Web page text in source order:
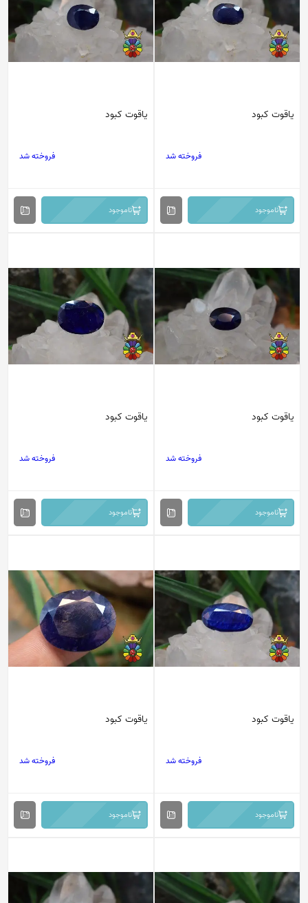
یاقوت کبود
فروخته شد
ناموجود
یاقوت کبود
فروخته شد
ناموجود
یاقوت کبود
فروخته شد
ناموجود
یاقوت کبود
فروخته شد
ناموجود
یاقوت کبود
فروخته شد
ناموجود
یاقوت کبود
فروخته شد
ناموجود